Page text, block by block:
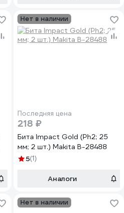
Нет в наличии
Последняя цена
218 ₽
Бита Impact Gold (Рh2; 25
мм; 2 шт.) Makita B-28488
5(1)
Аналоги
Нет в наличии